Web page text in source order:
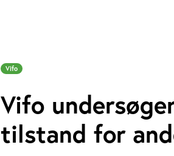
Vifo
Vifo
tilstand for